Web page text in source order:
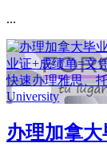
...
办理加拿大